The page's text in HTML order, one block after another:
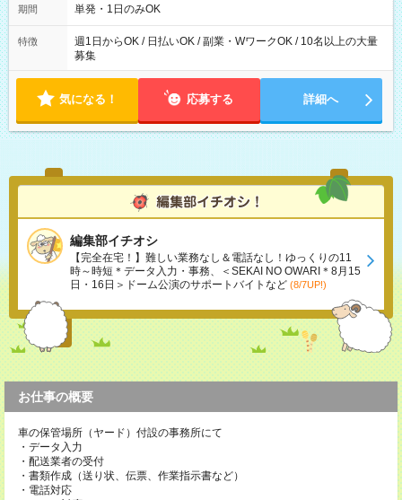
可能です！ ※1日あたりの最大実働時間は日勤、夜勤共に勤務し
期間 単発・1日のみOK
特徴
週1日からOK / 日払いOK / 副業・WワークOK / 10名以上の大量
募集
気になる！ 応募する 詳細へ
編集部イチオシ
【完全在宅！】難しい業務なし＆電話なし！ゆっくりの11
時～時短＊データ入力・事務、＜SEKAI NO OWARI＊8月15
日・16日＞ドーム公演のサポートバイトなど (8/7UP!)
お仕事の概要
車の保管場所（ヤード）付設の事務所にて
・データ入力
・配送業者の受付
・書類作成（送り状、伝票、作業指示書など）
・電話対応